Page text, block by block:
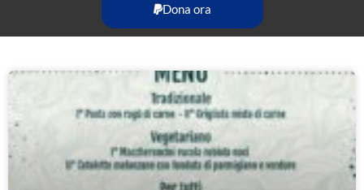
Dona ora